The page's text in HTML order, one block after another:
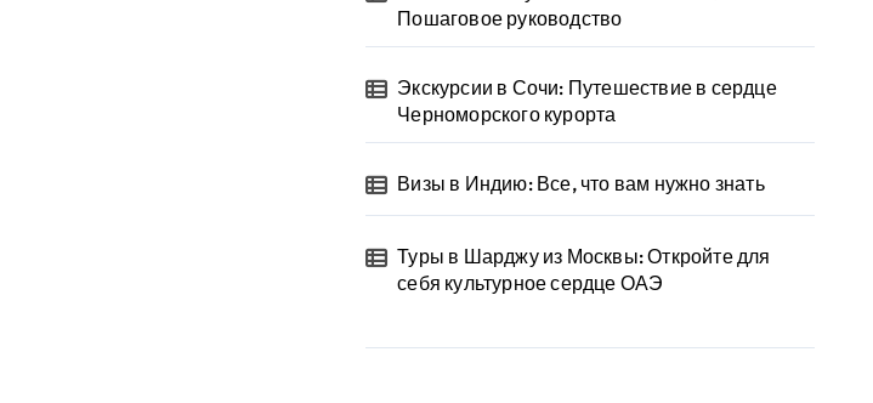
Пошаговое руководство
Экскурсии в Сочи: Путешествие в сердце
Черноморского курорта
Визы в Индию: Все, что вам нужно знать
Туры в Шарджу из Москвы: Откройте для
себя культурное сердце ОАЭ